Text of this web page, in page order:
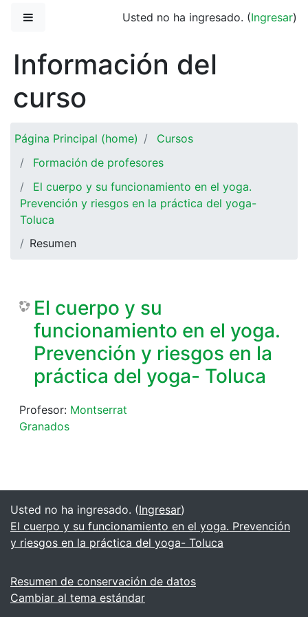
Usted no ha ingresado. (Ingresar)
Información del
curso
Página Principal (home)
Cursos
Formación de profesores
El cuerpo y su funcionamiento en el yoga.
Prevención y riesgos en la práctica del yoga-
Toluca
Resumen
El cuerpo y su
funcionamiento en el yoga.
Prevención y riesgos en la
práctica del yoga- Toluca
Profesor: Montserrat
Granados
Usted no ha ingresado. (Ingresar)
El cuerpo y su funcionamiento en el yoga. Prevención
y riesgos en la práctica del yoga- Toluca
Resumen de conservación de datos
Cambiar al tema estándar